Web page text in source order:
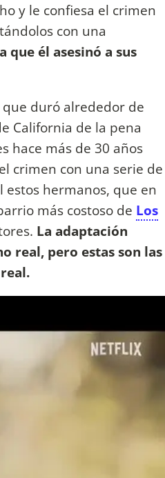
y le confiesa el crimen
con una
que él asesinó a sus
duró alrededor de
California de la pena
hace más de 30 años
crimen con una serie de
hermanos, que en
más costoso de Los
La adaptación
real, pero estas son las